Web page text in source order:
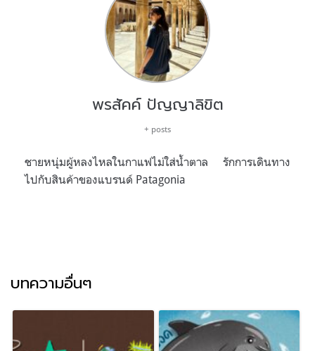
พรสัคค์ ปัญญาลิขิต
+ posts
ชายหนุ่มผู้หลงไหลในกาแฟไม่ใส่น้ำตาล รักการเดินทาง
ไปกับสินค้าของแบรนด์ Patagonia
บทความอื่นๆ